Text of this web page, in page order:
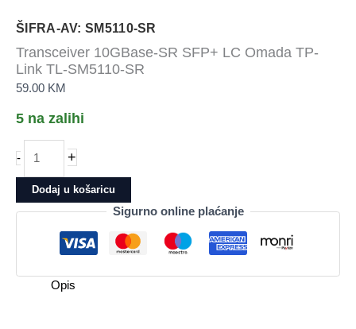
ŠIFRA-AV: SM5110-SR
Transceiver 10GBase-SR SFP+ LC Omada TP-
Link TL-SM5110-SR
59.00 KM
5 na zalihi
-
Transceiver
10GBase-
SR
SFP+
Link
+
Dodaj u košaricu
Sigurno online plaćanje
Opis